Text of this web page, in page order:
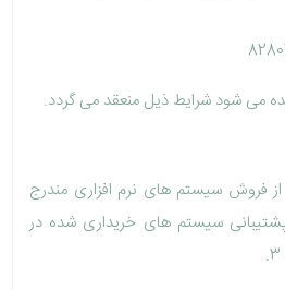
می شود شرایط ذیل منعقد می گردد.
فروش سيستم های نرم افزاری مندرج
سيستم های خريداری شده در